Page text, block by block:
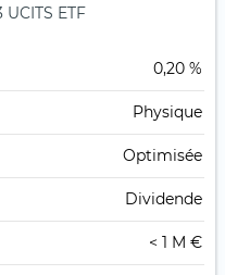
ETF
0,20 %
Physique
Optimisée
Dividende
< 1 M €